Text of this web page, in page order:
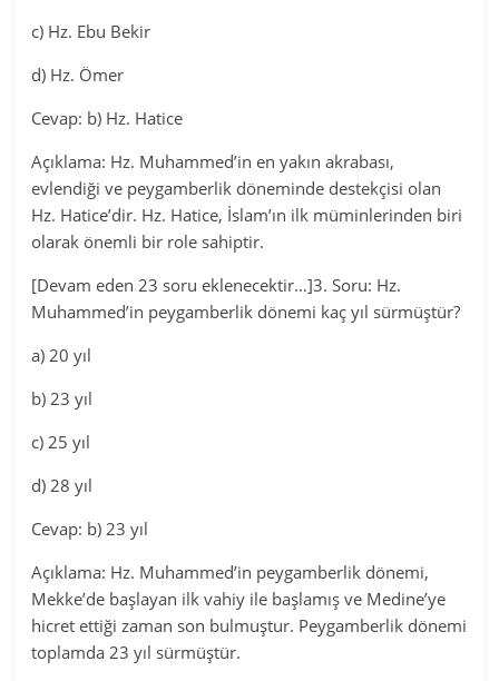
c) Hz. Ebu Bekir
d) Hz. Ömer
Cevap: b) Hz. Hatice
Açıklama: Hz. Muhammed’in en yakın akrabası,
evlendiği ve peygamberlik döneminde destekçisi olan
Hz. Hatice’dir. Hz. Hatice, İslam’ın ilk müminlerinden biri
olarak önemli bir role sahiptir.
[Devam eden 23 soru eklenecektir…]3. Soru: Hz.
Muhammed’in peygamberlik dönemi kaç yıl sürmüştür?
a) 20 yıl
b) 23 yıl
c) 25 yıl
d) 28 yıl
Cevap: b) 23 yıl
Açıklama: Hz. Muhammed’in peygamberlik dönemi,
Mekke’de başlayan ilk vahiy ile başlamış ve Medine’ye
hicret ettiği zaman son bulmuştur. Peygamberlik dönemi
toplamda 23 yıl sürmüştür.